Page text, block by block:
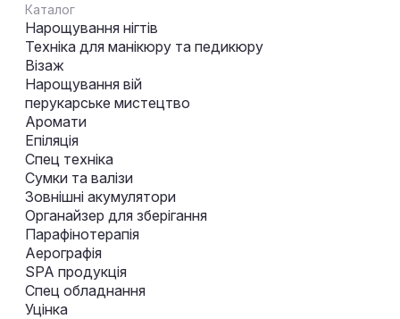
Каталог
Нарощування нігтів
Техніка для манікюру та педикюру
Візаж
Нарощування вій
перукарське мистецтво
Аромати
Епіляція
Спец техніка
Сумки та валізи
Зовнішні акумулятори
Органайзер для зберігання
Парафінотерапія
Аерографія
SPA продукція
Спец обладнання
Уцінка